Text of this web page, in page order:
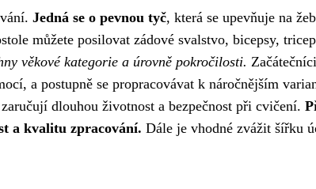
Jedná se o pevnou tyč, která se upevňuje na
můžete posilovat zádové svalstvo, bicepsy,
věkové kategorie a úrovně pokročilosti. Začátečníci
a postupně se propracovávat k náročnějším
dlouhou životnost a bezpečnost při cvičení.
a kvalitu zpracování. Dále je vhodné zvážit šířku